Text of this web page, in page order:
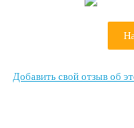
Как купить
Добавить свой отзыв об